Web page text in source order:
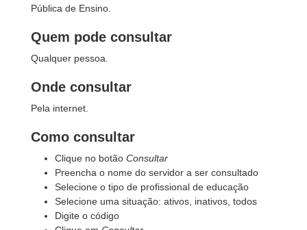
Pública de Ensino.
Quem pode consultar
Qualquer pessoa.
Onde consultar
Pela internet.
Como consultar
Clique no botão Consultar
Preencha o nome do servidor a ser consultado
Selecione o tipo de profissional de educação
Selecione uma situação: ativos, inativos, todos
Digite o código